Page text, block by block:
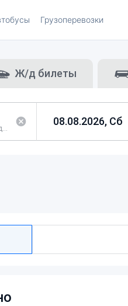
Грузоперевозки
Ж/д билеты
Россия, Иркутская область, город Зима